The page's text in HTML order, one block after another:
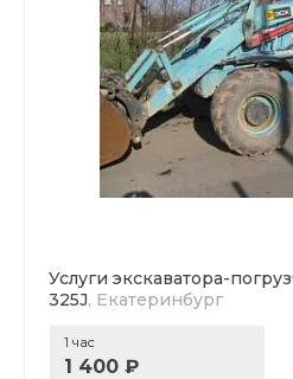
Услуги экскаватора-
325J, Екатеринбург
1 час
1 400 ₽